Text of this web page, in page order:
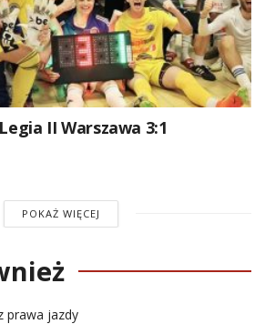
II Warszawa 3:1
POKAŻ WIĘCEJ
prawa jazdy